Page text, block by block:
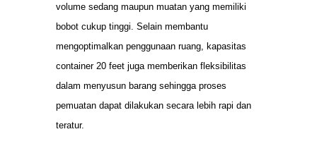
volume sedang maupun muatan yang memiliki
bobot cukup tinggi. Selain membantu
mengoptimalkan penggunaan ruang, kapasitas
container 20 feet juga memberikan fleksibilitas
dalam menyusun barang sehingga proses
pemuatan dapat dilakukan secara lebih rapi dan
teratur.